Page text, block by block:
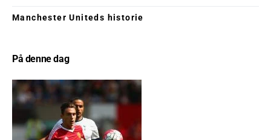
Manchester Uniteds historie
På denne dag